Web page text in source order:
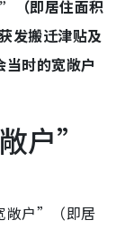
（即居住面积
发搬迁津贴及
时的宽敞户
户”
敞户”（即居